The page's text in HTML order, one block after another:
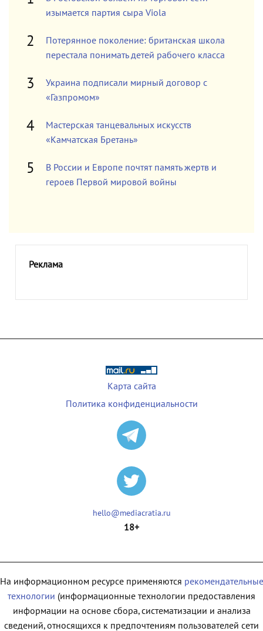
изымается партия сыра Viola
Потерянное поколение: британская школа
перестала понимать детей рабочего класса
Украина подписали мирный договор с
«Газпромом»
Мастерская танцевальных искусств
«Камчатская Бретань»
В России и Европе почтят память жертв и
героев Первой мировой войны
Реклама
Карта сайта
Политика конфиденциальности
hello@mediacratia.ru
18+
На информационном ресурсе применяются рекомендательные
технологии (информационные технологии предоставления
информации на основе сбора, систематизации и анализа
сведений, относящихся к предпочтениям пользователей сети